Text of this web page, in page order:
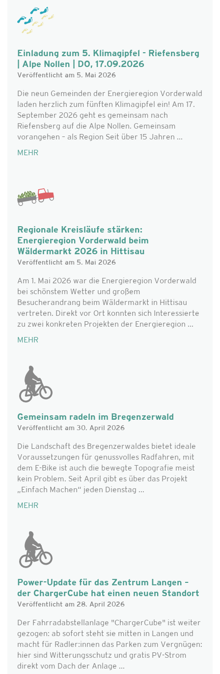
Einladung zum 5. Klimagipfel - Riefensberg
| Alpe Nollen | DO, 17.09.2026
Veröffentlicht am 5. Mai 2026
Die neun Gemeinden der Energieregion Vorderwald
laden herzlich zum fünften Klimagipfel ein! Am 17.
September 2026 geht es gemeinsam nach
Riefensberg auf die Alpe Nollen. Gemeinsam
vorangehen – als Region Seit über 15 Jahren ...
MEHR
Regionale Kreisläufe stärken:
Energieregion Vorderwald beim
Wäldermarkt 2026 in Hittisau
Veröffentlicht am 5. Mai 2026
Am 1. Mai 2026 war die Energieregion Vorderwald
bei schönstem Wetter und großem
Besucherandrang beim Wäldermarkt in Hittisau
vertreten. Direkt vor Ort konnten sich Interessierte
zu zwei konkreten Projekten der Energieregion ...
MEHR
Gemeinsam radeln im Bregenzerwald
Veröffentlicht am 30. April 2026
Die Landschaft des Bregenzerwaldes bietet ideale
Voraussetzungen für genussvolles Radfahren, mit
dem E-Bike ist auch die bewegte Topografie meist
kein Problem. Seit April gibt es über das Projekt
„Einfach Machen“ jeden Dienstag ...
MEHR
Power-Update für das Zentrum Langen –
der ChargerCube hat einen neuen Standort
Veröffentlicht am 28. April 2026
Der Fahrradabstellanlage "ChargerCube" ist weiter
gezogen: ab sofort steht sie mitten in Langen und
macht für Radler:innen das Parken zum Vergnügen:
hier sind Witterungsschutz und gratis PV-Strom
direkt vom Dach der Anlage ...